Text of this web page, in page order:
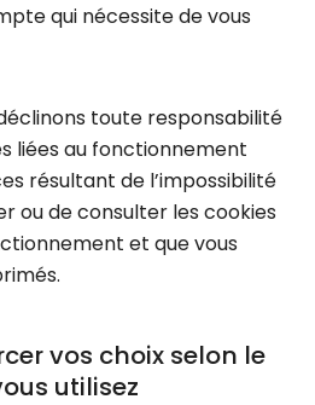
qui nécessite de vous
toute responsabilité
liées au fonctionnement
résultant de l’impossibilité
ou de consulter les cookies
et que vous
vos choix selon le
utilisez